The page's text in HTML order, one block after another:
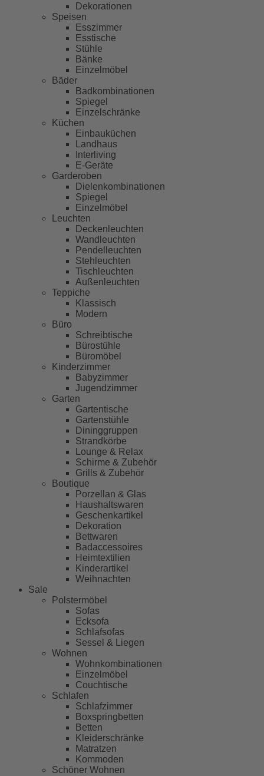
Dekorationen
Speisen
Esszimmer
Esstische
Stühle
Bänke
Einzelmöbel
Bäder
Badkombinationen
Spiegel
Einzelschränke
Küchen
Einbauküchen
Landhaus
Interliving
E-Geräte
Garderoben
Dielenkombinationen
Spiegel
Einzelmöbel
Leuchten
Deckenleuchten
Wandleuchten
Pendelleuchten
Stehleuchten
Tischleuchten
Außenleuchten
Teppiche
Klassisch
Modern
Büro
Schreibtische
Bürostühle
Büromöbel
Kinderzimmer
Babyzimmer
Jugendzimmer
Garten
Gartentische
Gartenstühle
Dininggruppen
Strandkörbe
Lounge & Relax
Schirme & Zubehör
Grills & Zubehör
Boutique
Porzellan & Glas
Haushaltswaren
Geschenkartikel
Dekoration
Bettwaren
Badaccessoires
Heimtextilien
Kinderartikel
Weihnachten
Sale
Polstermöbel
Sofas
Ecksofa
Schlafsofas
Sessel & Liegen
Wohnen
Wohnkombinationen
Einzelmöbel
Couchtische
Schlafen
Schlafzimmer
Boxspringbetten
Betten
Kleiderschränke
Matratzen
Kommoden
Schöner Wohnen